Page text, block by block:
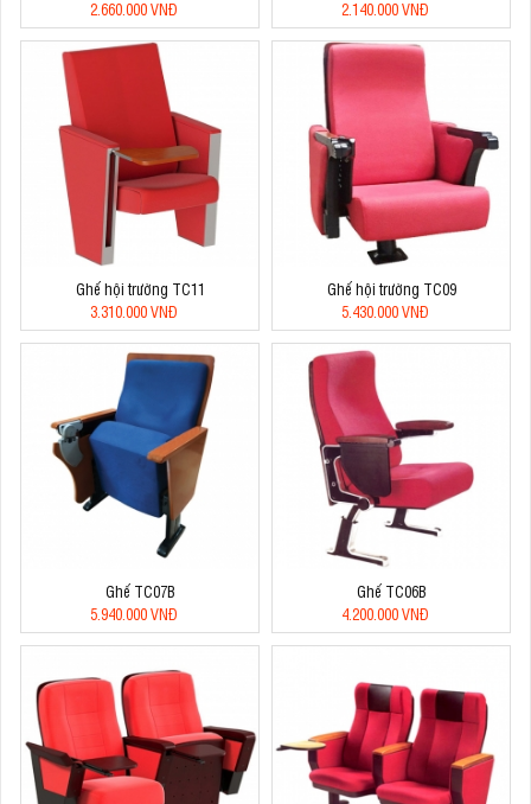
2.660.000 VNĐ
2.140.000 VNĐ
Ghế hội trường TC11
3.310.000 VNĐ
Ghế hội trường TC09
5.430.000 VNĐ
Ghế TC07B
5.940.000 VNĐ
Ghế TC06B
4.200.000 VNĐ